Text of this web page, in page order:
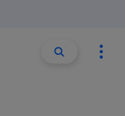
Buscar